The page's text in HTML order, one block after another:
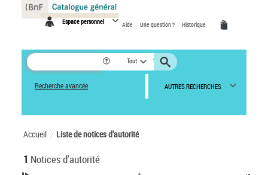
Espace personnel Aide Une question ? Historique
Tout
Recherche avancée AUTRES RECHERCHES
Accueil Liste de notices d’autorité
1 Notices d'autorité
Panneau de gestion des cookies